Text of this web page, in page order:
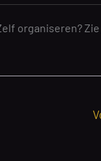
organiseren? Zie